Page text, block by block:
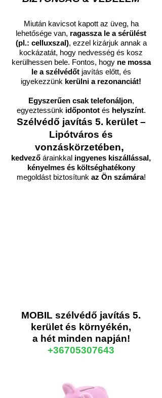
Miután kavicsot kapott az üveg, ha
lehetősége van, ragassza le a sérülést
(pl.: celluxszal), ezzel kizárjuk annak a
kockázatát, hogy nedvesség és kosz
kerülhessen bele. Fontos, hogy ne mossa
le a szélvédőtjavítás előtt, és
igyekezzünk kerülni a rezonanciát!
Egyszerűen csak telefonáljon,
egyeztessünk időpontot és helyszínt.
Szélvédő javítás 5. kerület –
Lipótváros és
vonzáskörzetében,
kedvező árainkkal ingyenes kiszállással,
kényelmes és költséghatékony
megoldást biztosítunk az Ön számára!
MOBIL szélvédő javítás 5.
kerület és környékén,
a hét minden napján!
+36705307643